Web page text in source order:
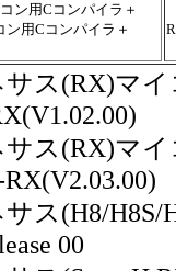
ン用Cコンパイラ＋
ン用Cコンパイラ＋
ス(RX)マ
ス(RX)マ
サス(H8/
00